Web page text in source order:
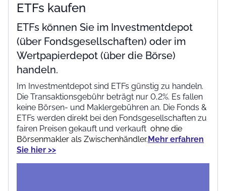
ETFs kaufen
ETFs können Sie im Investmentdepot
(über Fondsgesellschaften) oder im
Wertpapierdepot (über die Börse)
handeln.
Im Investmentdepot sind ETFs günstig zu handeln.
Die Transaktionsgebühr beträgt nur 0,2%. Es fallen
keine Börsen- und Maklergebühren an. Die Fonds &
ETFs werden direkt bei den Fondsgesellschaften zu
fairen Preisen gekauft und verkauft ohne die
Börsenmakler als Zwischenhändler.Mehr erfahren
Sie hier >>